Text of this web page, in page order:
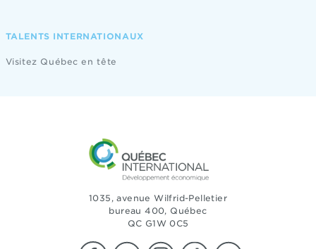
TALENTS INTERNATIONAUX
Visitez Québec en tête
1035, avenue Wilfrid-Pelletier
bureau 400, Québec
QC G1W 0C5